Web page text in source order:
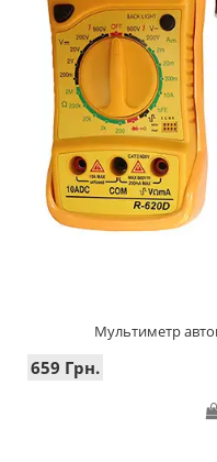
Мультиметр
659 Грн.